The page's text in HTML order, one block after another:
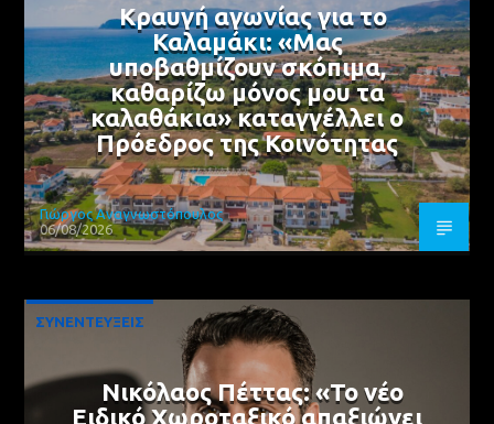
Κραυγή αγωνίας για το
Καλαμάκι: «Μας
υποβαθμίζουν σκόπιμα,
καθαρίζω μόνος μου τα
καλαθάκια» καταγγέλλει ο
Πρόεδρος της Κοινότητας
Γιώργος Αναγνωστόπουλος
06/08/2026
ΣΥΝΕΝΤΕΥΞΕΙΣ
Νικόλαος Πέττας: «Το νέο
Ειδικό Χωροταξικό απαξιώνει